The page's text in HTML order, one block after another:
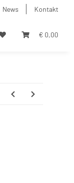
News Kontakt
€ 0,00